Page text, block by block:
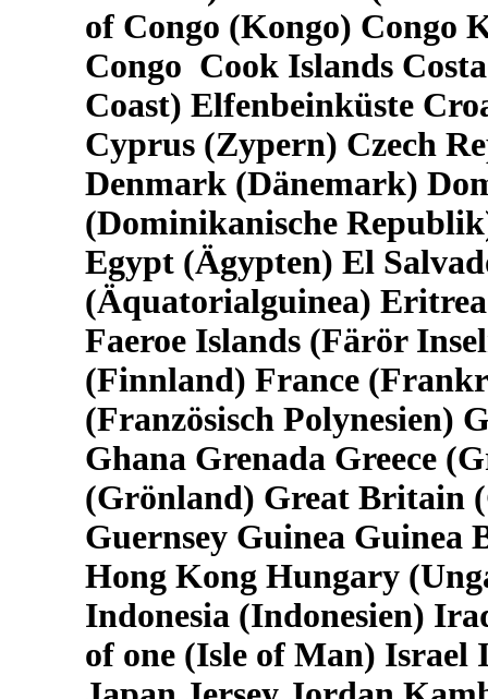
of Congo (Kongo) Congo
Congo Cook Islands
Coast) Elfenbeinküste
Cyprus (Zypern) Czech
Denmark (Dänemark)
(Dominikanische
Egypt (Ägypten) El
(Äquatorialguinea)
Faeroe Islands (Färör
(Finnland) France
(Französisch Polynesien)
Ghana Grenada Greece
(Grönland) Great Britain
Guernsey Guinea Guinea
Hong Kong Hungary
Indonesia (Indonesien)
of one (Isle of Man)